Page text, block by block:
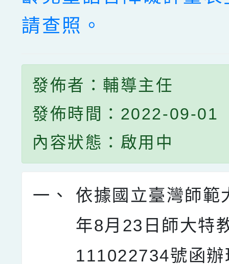
請查照。
發佈者：輔導主任
發佈時間：2022-09-01
內容狀態：啟用中
一、
依據國立臺灣師範
年8月23日師大特
111022734號函辦